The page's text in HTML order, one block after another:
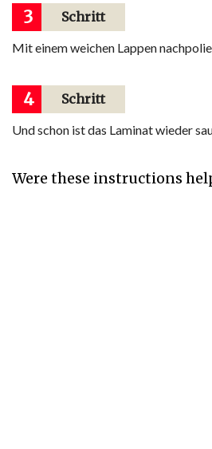
3 Schritt
Mit einem weichen Lappen
4 Schritt
Und schon ist das Laminat wieder
Were these instructions